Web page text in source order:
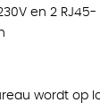
en 2 RJ45-
wordt op